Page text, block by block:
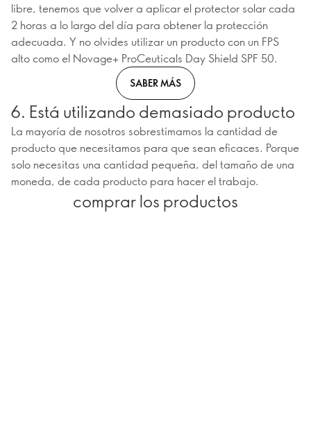
libre, tenemos que volver a aplicar el protector solar cada
2 horas a lo largo del día para obtener la protección
adecuada. Y no olvides utilizar un producto con un FPS
alto como el Novage+ ProCeuticals Day Shield SPF 50.
SABER MÁS
6. Está utilizando demasiado producto
La mayoría de nosotros sobrestimamos la cantidad de
producto que necesitamos para que sean eficaces. Porque
solo necesitas una cantidad pequeña, del tamaño de una
moneda, de cada producto para hacer el trabajo.
comprar los productos